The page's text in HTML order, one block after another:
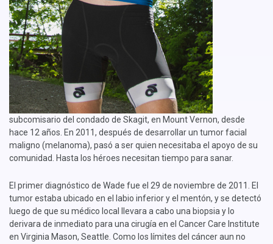
subcomisario del condado de Skagit, en Mount Vernon, desde
hace 12 años. En 2011, después de desarrollar un tumor facial
maligno (melanoma), pasó a ser quien necesitaba el apoyo de su
comunidad. Hasta los héroes necesitan tiempo para sanar.
El primer diagnóstico de Wade fue el 29 de noviembre de 2011. El
tumor estaba ubicado en el labio inferior y el mentón, y se detectó
luego de que su médico local llevara a cabo una biopsia y lo
derivara de inmediato para una cirugía en el Cancer Care Institute
en Virginia Mason, Seattle. Como los límites del cáncer aun no